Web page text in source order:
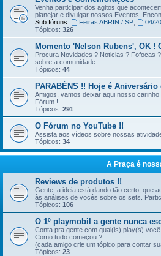
Venha participar dos agitos que
planejar e divulgar nossos Eventos,
Sub fóruns:
Feiras ABRIN / SP,
04/
Tópicos: 326
Momento 'Nelson Rubens', OK !
Procura Novidades ? Noticias ? Fofocas
sobre a comunidade.
Tópicos: 44
PARABÉNS !! Hoje é Aniversário
Amigos, vamos deixar aqui nosso
Fórum !
Tópicos: 291
O Fórum no YouTube !!
Assista aos vídeos sobre nossas
Tópicos: 34
A Praça é
Reviews de produtos !!
Gente, a ideia está dando tão certo, que
às análises de vocês sobre os sets.
Tópicos: 106
O 1º playmobil a gente nunca
Conta pra gente com qual(is) play(s)
Como tudo começou ?
(cada amigo crie um tópico para contar
Tópicos: 23